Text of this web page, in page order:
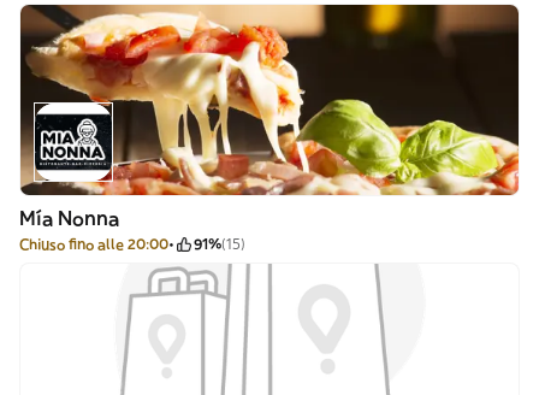
Mía Nonna
Chiuso fino alle 20:00 91%(15)